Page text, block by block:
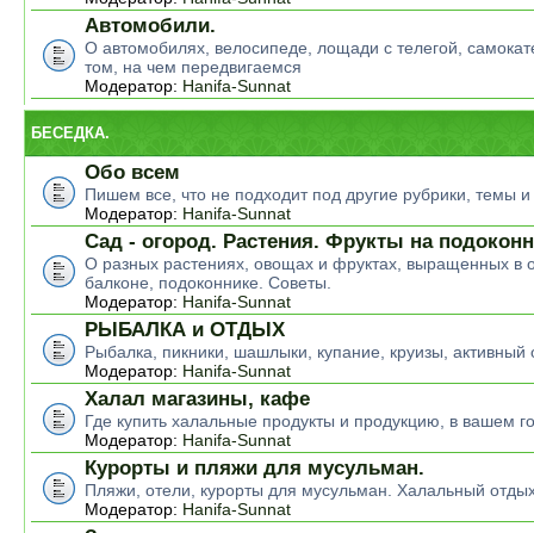
Автомобили.
О автомобилях, велосипеде, лощади с телегой,
том, на чем передвигаемся
Модератор: Hanifa-Sunnat
БЕСЕДКА.
Обо всем
Пишем все, что не подходит под другие рубрики, темы
Модератор: Hanifa-Sunnat
Сад - огород. Растения. Фрукты на
О разных растениях, овощах и фруктах, выращенных в
балконе, подоконнике. Советы.
Модератор: Hanifa-Sunnat
РЫБАЛКА и ОТДЫХ
Рыбалка, пикники, шашлыки, купание, круизы, активный
Модератор: Hanifa-Sunnat
Халал магазины, кафе
Где купить халальные продукты и продукцию, в вашем
Модератор: Hanifa-Sunnat
Курорты и пляжи для мусульман.
Пляжи, отели, курорты для мусульман. Халальный
Модератор: Hanifa-Sunnat